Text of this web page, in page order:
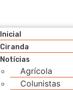
Inicial
Ciranda
Notícias
Agrícola
Colunistas